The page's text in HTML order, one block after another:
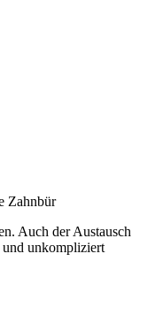
Zahnbür
Auch der Austausch
und unkompliziert